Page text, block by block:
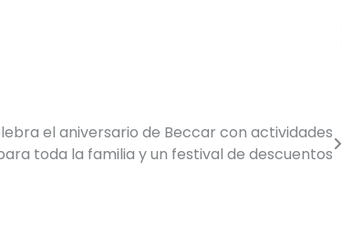
el aniversario de Beccar con actividades
toda la familia y un festival de descuentos